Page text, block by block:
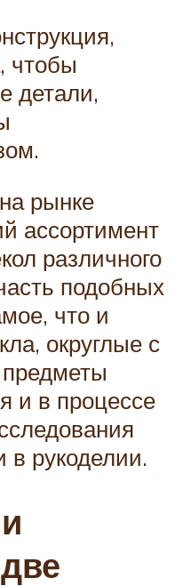
чтобы
детали,
рынке
ассортимент
различного
подобных
что и
округлые с
и в процессе
в рукоделии.